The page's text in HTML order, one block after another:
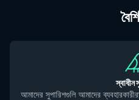
স্বাধীন
আমাদের সুপারিশগুলি আমাদের